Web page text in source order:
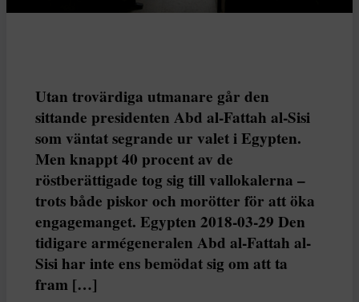
Utan trovärdiga utmanare går den
sittande presidenten Abd al-Fattah al-Sisi
som väntat segrande ur valet i Egypten.
Men knappt 40 procent av de
röstberättigade tog sig till vallokalerna –
trots både piskor och morötter för att öka
engagemanget. Egypten 2018-03-29 Den
tidigare armégeneralen Abd al-Fattah al-
Sisi har inte ens bemödat sig om att ta
fram […]